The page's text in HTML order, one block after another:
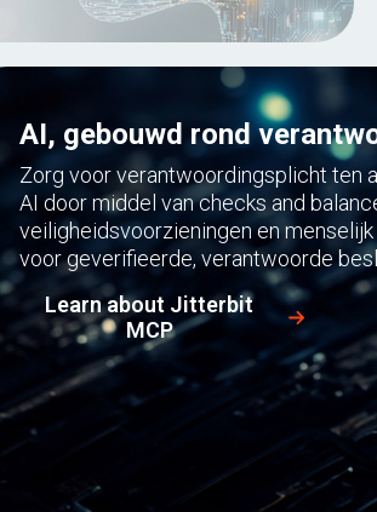
AI, gebouwd rond
Zorg voor verantwoordingsplicht ten
AI door middel van checks and
veiligheidsvoorzieningen en
voor geverifieerde, verantwoorde
Learn about Jitterbit
MCP